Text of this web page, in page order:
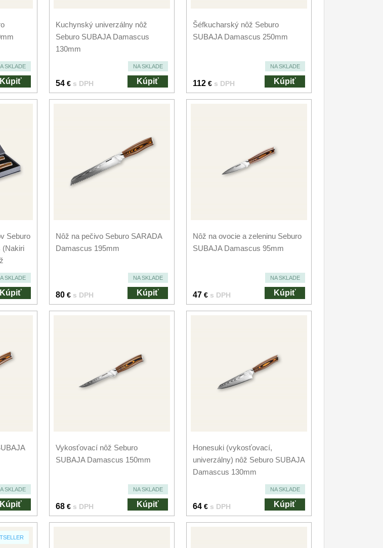
SKLADE
Kúpiť
Kuchynský univerzálny nôž
Seburo SUBAJA Damascus
130mm
NA SKLADE
54 € s DPH Kúpiť
Šéfkucharský nôž Seburo
SUBAJA Damascus 250mm
NA SKLADE
112 € s DPH Kúpiť
Seburo
(Nakiri
SKLADE
Kúpiť
Nôž na pečivo Seburo SARADA
Damascus 195mm
NA SKLADE
80 € s DPH Kúpiť
Nôž na ovocie a zeleninu Seburo
SUBAJA Damascus 95mm
NA SKLADE
47 € s DPH Kúpiť
SKLADE
Kúpiť
Vykosťovací nôž Seburo
SUBAJA Damascus 150mm
NA SKLADE
68 € s DPH Kúpiť
Honesuki (vykosťovací,
univerzálny) nôž Seburo SUBAJA
Damascus 130mm
NA SKLADE
64 € s DPH Kúpiť